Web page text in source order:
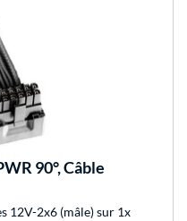
90°, Câble
12V-2x6 (mâle) sur 1x